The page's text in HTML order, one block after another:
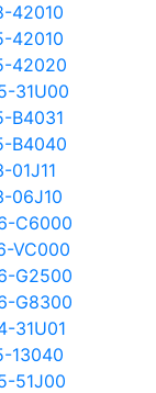
42010
42010
42020
31U00
B4031
B4040
01J11
06J10
C6000
VC000
G2500
G8300
31U01
13040
51J00